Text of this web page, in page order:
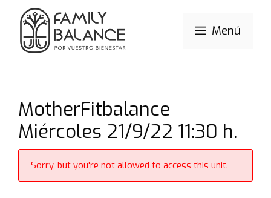
Saltar
contenido
Menú
MotherFitbalance
Miércoles 21/9/22 11:30 h.
Sorry, but you're not allowed to access this unit.